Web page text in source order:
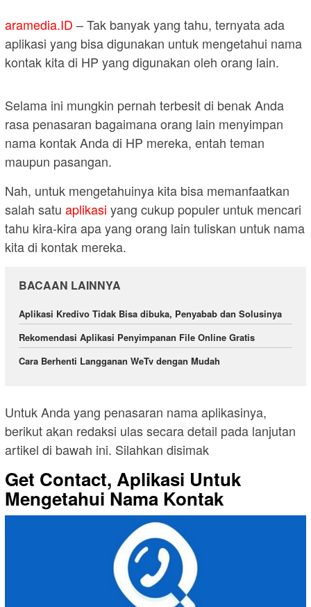
aramedia.ID – Tak banyak yang tahu, ternyata ada
aplikasi yang bisa digunakan untuk mengetahui nama
kontak kita di HP yang digunakan oleh orang lain.
Selama ini mungkin pernah terbesit di benak Anda
rasa penasaran bagaimana orang lain menyimpan
nama kontak Anda di HP mereka, entah teman
maupun pasangan.
Nah, untuk mengetahuinya kita bisa memanfaatkan
salah satu aplikasi yang cukup populer untuk mencari
tahu kira-kira apa yang orang lain tuliskan untuk nama
kita di kontak mereka.
BACAAN LAINNYA
Aplikasi Kredivo Tidak Bisa dibuka, Penyabab dan Solusinya
Rekomendasi Aplikasi Penyimpanan File Online Gratis
Cara Berhenti Langganan WeTv dengan Mudah
Untuk Anda yang penasaran nama aplikasinya,
berikut akan redaksi ulas secara detail pada lanjutan
artikel di bawah ini. Silahkan disimak
Get Contact, Aplikasi Untuk
Mengetahui Nama Kontak